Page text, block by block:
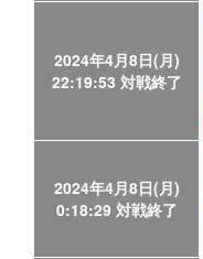
2024年4月8日(月)
22:19:53 対戦終了
2024年4月8日(月)
0:18:29 対戦終了